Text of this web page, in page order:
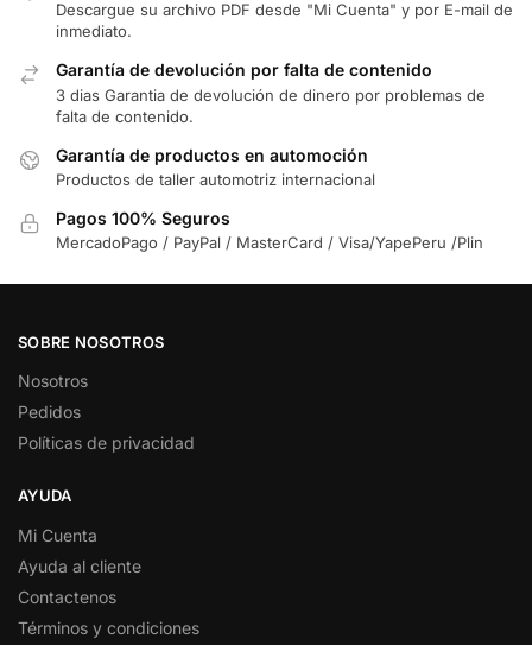
Descargue su archivo PDF desde "Mi Cuenta" y por E-mail de
inmediato.
Garantía de devolución por falta de contenido
3 dias Garantia de devolución de dinero por problemas de
falta de contenido.
Garantía de productos en automoción
Productos de taller automotriz internacional
Pagos 100% Seguros
MercadoPago / PayPal / MasterCard / Visa/YapePeru /Plin
SOBRE NOSOTROS
Nosotros
Pedidos
Políticas de privacidad
AYUDA
Mi Cuenta
Ayuda al cliente
Contactenos
Términos y condiciones